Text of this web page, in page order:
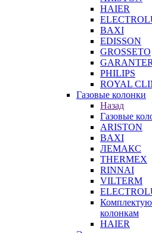
HAIER
BAXI
EDISSON
GROSSETO
PHILIPS
ROYAL
Газовые колонки
Назад
Газовые
ARISTON
BAXI
ЛЕМАКС
THERMEX
RINNAI
VILTERM
колонкам
HAIER